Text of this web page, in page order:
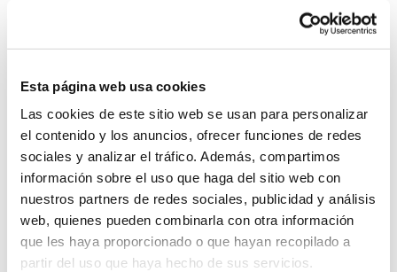
Esta página web usa cookies
Las cookies de este sitio web se usan para personalizar
el contenido y los anuncios, ofrecer funciones de redes
sociales y analizar el tráfico. Además, compartimos
información sobre el uso que haga del sitio web con
nuestros partners de redes sociales, publicidad y análisis
web, quienes pueden combinarla con otra información
que les haya proporcionado o que hayan recopilado a
partir del uso que haya hecho de sus servicios.
protección antivirusno
puede ser una opción, sino una inversión
cibernética.
ESET NOD 32 ofrece versiones adaptadas para
entornos empresariales, con consolas de
administración remota y escaneos programados. De
este modo, puedes garantizar que todos los
dispositivos de tu red estén seguros, actualizados y
libres de amenazas.
Grupo-System, ¿Quiénes somos?